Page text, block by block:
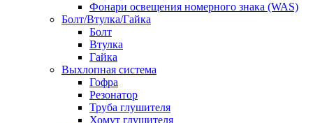
Фонари освещения номерного знака (WAS)
Болт/Втулка/Гайка
Болт
Втулка
Гайка
Выхлопная система
Гофра
Резонатор
Труба глушителя
Хомут глушителя